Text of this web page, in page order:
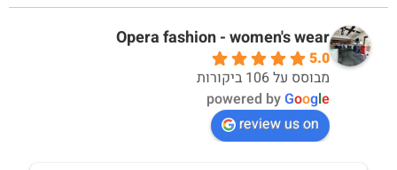
Opera fashion - women's wear
5.0
מבוסס על 106 ביקורות
powered byGoogle
review us on